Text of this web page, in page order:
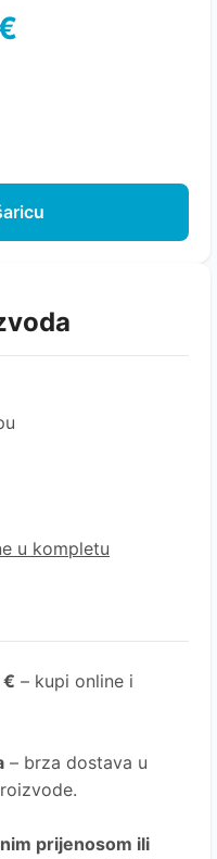
u kompletu
€ – kupi online i
– brza dostava u
prijenosom ili